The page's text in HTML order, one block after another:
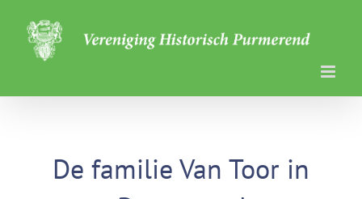
inhoud
De familie Van Toor in